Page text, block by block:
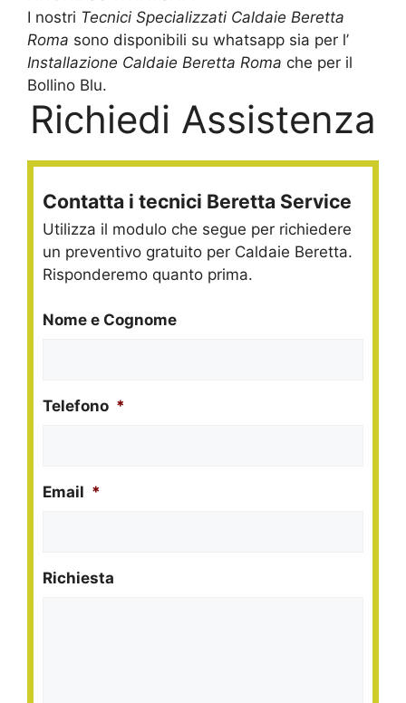
I nostri Tecnici Specializzati Caldaie Beretta
Roma sono disponibili su whatsapp sia per l’
Installazione Caldaie Beretta Roma che per il
Bollino Blu.
Richiedi Assistenza
Contatta i tecnici Beretta Service
Utilizza il modulo che segue per richiedere
un preventivo gratuito per Caldaie Beretta.
Risponderemo quanto prima.
Nome e Cognome
Telefono *
Email *
Richiesta